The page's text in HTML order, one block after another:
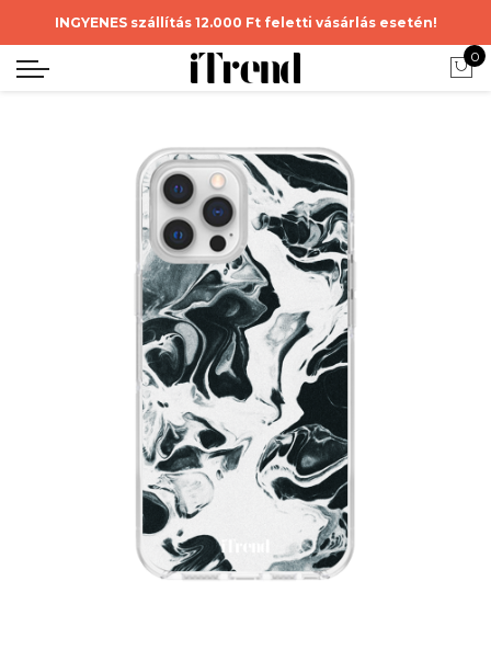
INGYENES szállítás 12.000 Ft feletti vásárlás esetén!
0